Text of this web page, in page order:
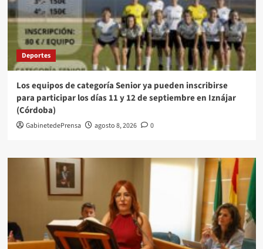
Deportes
Los equipos de categoría Senior ya pueden inscribirse
para participar los días 11 y 12 de septiembre en Iznájar
(Córdoba)
GabinetedePrensa agosto 8, 2026 0